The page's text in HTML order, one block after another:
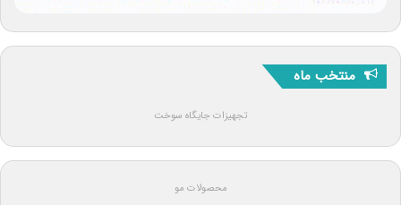
منتخب ماه
تجهیزات جایگاه سوخت
محصولات مو